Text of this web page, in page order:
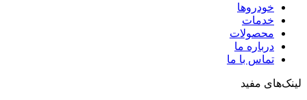
خودروها
خدمات
محصولات
درباره ما
تماس با ما
لینک‌های مفید